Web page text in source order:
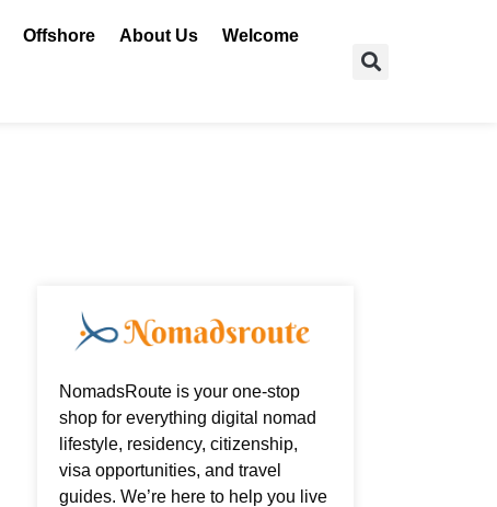
Offshore About Us Welcome Search
NomadsRoute is your one-stop
shop for everything digital nomad
lifestyle, residency, citizenship,
visa opportunities, and travel
guides. We’re here to help you live